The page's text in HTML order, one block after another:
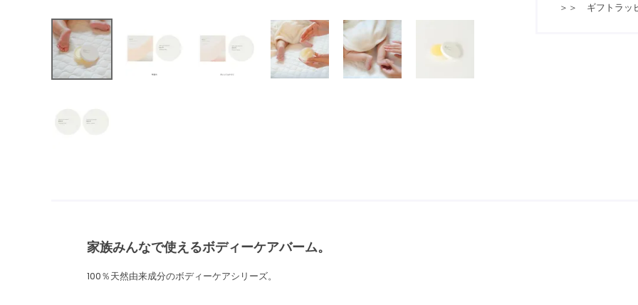
＞＞ ギフトラッ
家族みんなで使えるボディーケアバーム。
100％天然由来成分のボディーケアシリーズ。